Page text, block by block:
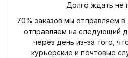
Долго ждать не
70% заказов мы отправляем
отправляем на следующий
через день из-за того,
курьерские и почтовые